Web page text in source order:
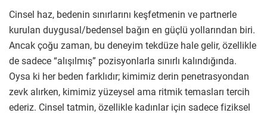
Cinsel haz, bedenin sınırlarını keşfetmenin ve partnerle
kurulan duygusal/bedensel bağın en güçlü yollarından biri.
Ancak çoğu zaman, bu deneyim tekdüze hale gelir, özellikle
de sadece “alışılmış” pozisyonlarla sınırlı kalındığında.
Oysa ki her beden farklıdır; kimimiz derin penetrasyondan
zevk alırken, kimimiz yüzeysel ama ritmik temasları tercih
ederiz. Cinsel tatmin, özellikle kadınlar için sadece fiziksel